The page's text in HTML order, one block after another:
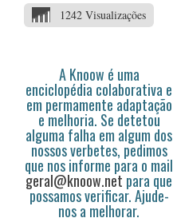
1242 Visualizações
A Knoow é uma
enciclopédia colaborativa e
em permamente adaptação
e melhoria. Se detetou
alguma falha em algum dos
nossos verbetes, pedimos
que nos informe para o mail
geral@knoow.net para que
possamos verificar. Ajude-
nos a melhorar.